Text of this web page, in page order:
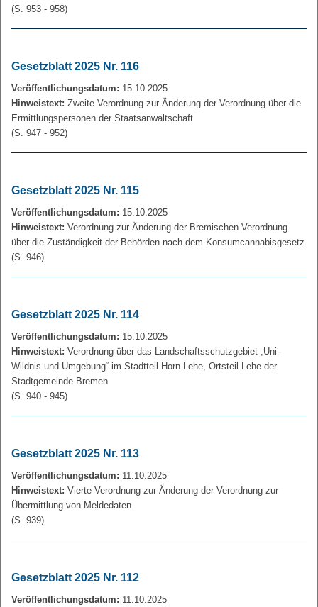
(S. 953 - 958)
Gesetzblatt 2025 Nr. 116
Veröffentlichungsdatum: 15.10.2025
Hinweistext: Zweite Verordnung zur Änderung der Verordnung über die
Ermittlungspersonen der Staatsanwaltschaft
(S. 947 - 952)
Gesetzblatt 2025 Nr. 115
Veröffentlichungsdatum: 15.10.2025
Hinweistext: Verordnung zur Änderung der Bremischen Verordnung
über die Zuständigkeit der Behörden nach dem Konsumcannabisgesetz
(S. 946)
Gesetzblatt 2025 Nr. 114
Veröffentlichungsdatum: 15.10.2025
Hinweistext: Verordnung über das Landschaftsschutzgebiet „Uni-
Wildnis und Umgebung“ im Stadtteil Horn-Lehe, Ortsteil Lehe der
Stadtgemeinde Bremen
(S. 940 - 945)
Gesetzblatt 2025 Nr. 113
Veröffentlichungsdatum: 11.10.2025
Hinweistext: Vierte Verordnung zur Änderung der Verordnung zur
Übermittlung von Meldedaten
(S. 939)
Gesetzblatt 2025 Nr. 112
Veröffentlichungsdatum: 11.10.2025